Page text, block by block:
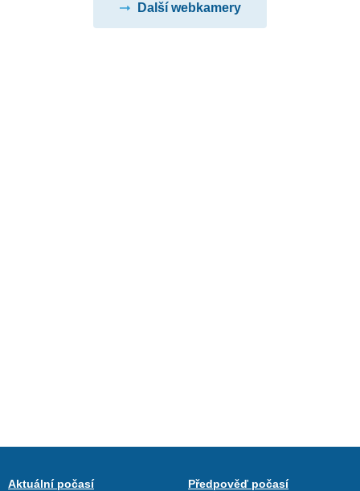
Další webkamery
Aktuální počasí
Předpověď počasí